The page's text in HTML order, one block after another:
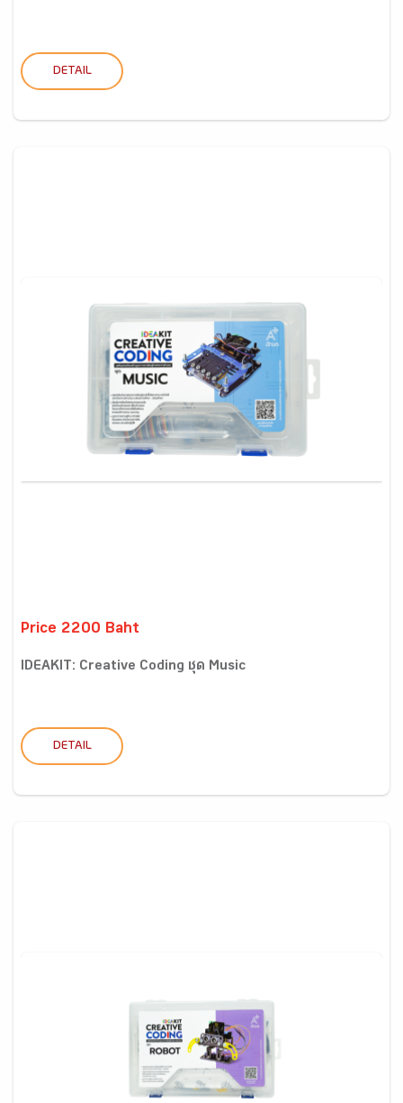
DETAIL
Price 2200 Baht
IDEAKIT: Creative Coding ชุด Music
DETAIL